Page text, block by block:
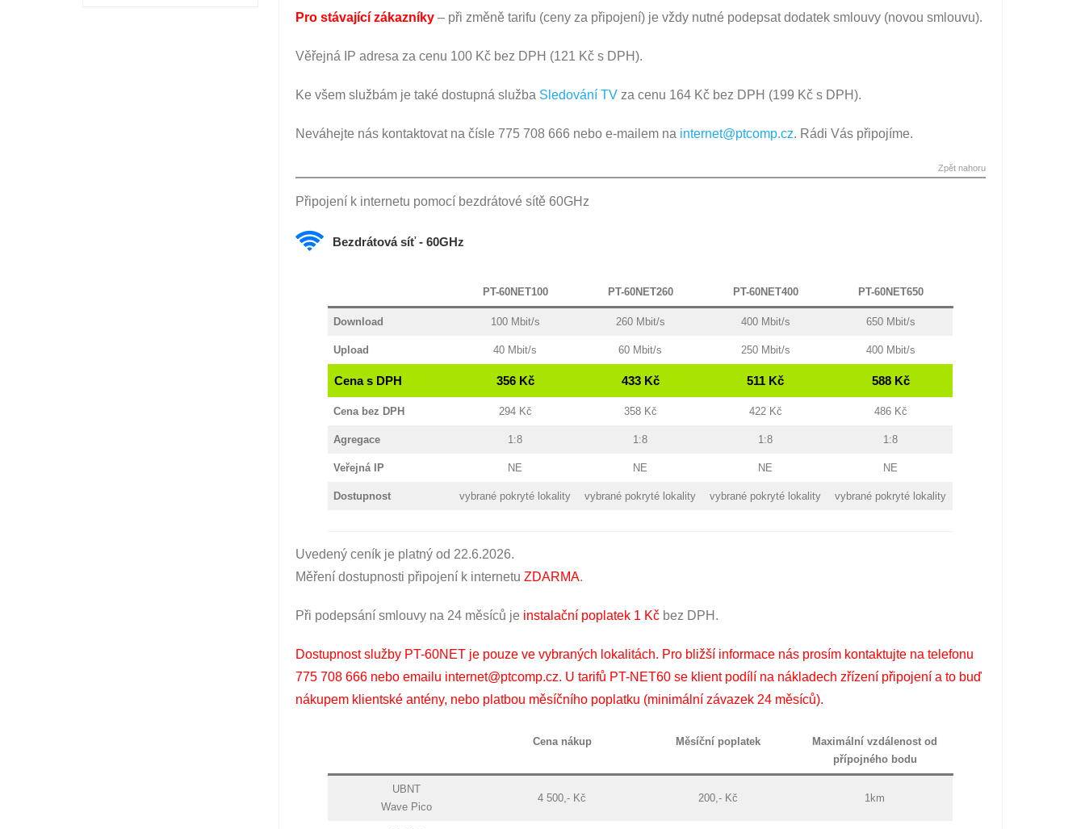
Pro stávající zákazníky – při změně tarifu (ceny za připojení) je vždy nutné podepsat dodatek smlouvy (novou smlouvu).
Věřejná IP adresa za cenu 100 Kč bez DPH (121 Kč s DPH).
Ke všem službám je také dostupná služba Sledování TV za cenu 164 Kč bez DPH (199 Kč s DPH).
Neváhejte nás kontaktovat na čísle 775 708 666 nebo e-mailem na internet@ptcomp.cz. Rádi Vás připojíme.
Zpět nahoru
Připojení k internetu pomocí bezdrátové sítě 60GHz
Bezdrátová síť - 60GHz
PT-60NET100 PT-60NET260 PT-60NET400 PT-60NET650
Download 100 Mbit/s 260 Mbit/s 400 Mbit/s 650 Mbit/s
Upload 40 Mbit/s 60 Mbit/s 250 Mbit/s 400 Mbit/s
Cena s DPH 356 Kč 433 Kč 511 Kč 588 Kč
Cena bez DPH 294 Kč 358 Kč 422 Kč 486 Kč
Agregace 1:8 1:8 1:8 1:8
Veřejná IP NE NE NE NE
Dostupnost vybrané pokryté lokality vybrané pokryté lokality vybrané pokryté lokality vybrané pokryté lokality
Uvedený ceník je platný od 22.6.2026.
Měření dostupnosti připojení k internetu ZDARMA.
Při podepsání smlouvy na 24 měsíců je instalační poplatek 1 Kč bez DPH.
Dostupnost služby PT-60NET je pouze ve vybraných lokalitách. Pro bližší informace nás prosím kontaktujte na telefonu
775 708 666 nebo emailu internet@ptcomp.cz. U tarifů PT-NET60 se klient podílí na nákladech zřízení připojení a to buď
nákupem klientské antény, nebo platbou měsíčního poplatku (minimální závazek 24 měsíců).
Cena nákup Měsíční poplatek
Maximální vzdálenost od
přípojného bodu
UBNT
Wave Pico
4 500,- Kč 200,- Kč 1km